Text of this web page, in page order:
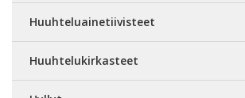
Huuhteluainetiivisteet
Huuhtelukirkasteet